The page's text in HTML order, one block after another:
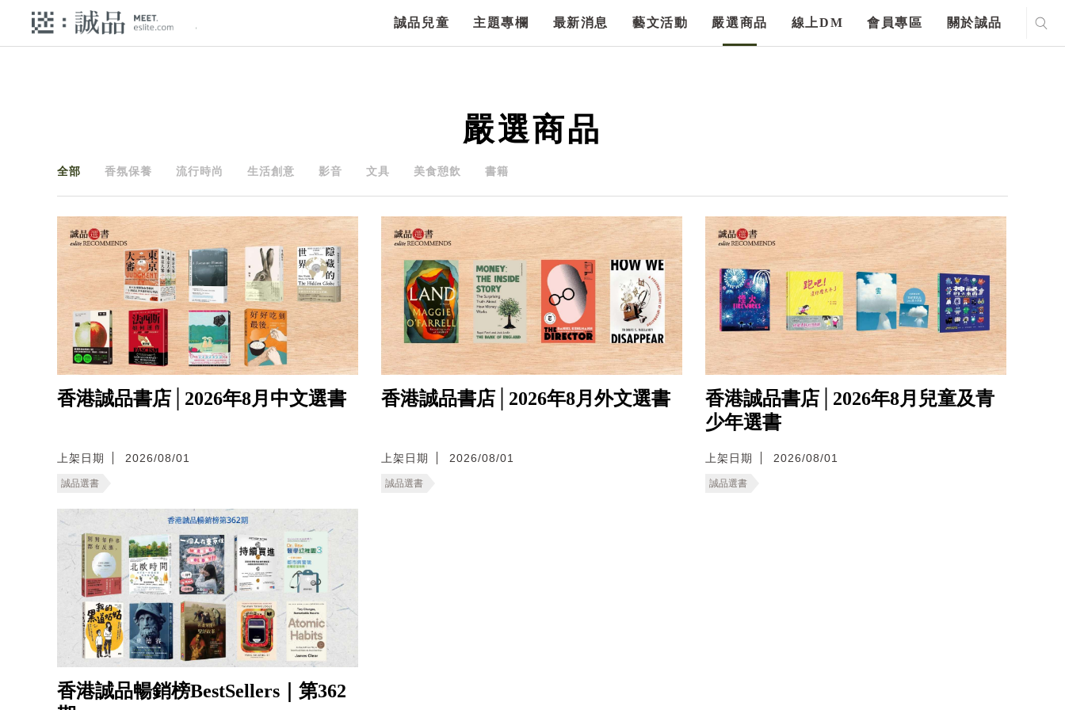
誠品兒童 主題專欄 最新消息 藝文活動 嚴選商品 線上DM 會員專區 關於誠品
嚴選商品
全部 香氛保養 流行時尚 生活創意 影音 文具 美食憩飲 書籍
香港誠品書店│2026年8月中文選書
上架日期 2026/08/01
誠品選書
香港誠品書店│2026年8月外文選書
上架日期 2026/08/01
誠品選書
香港誠品書店│2026年8月兒童及青
少年選書
上架日期 2026/08/01
誠品選書
香港誠品暢銷榜BestSellers｜第362